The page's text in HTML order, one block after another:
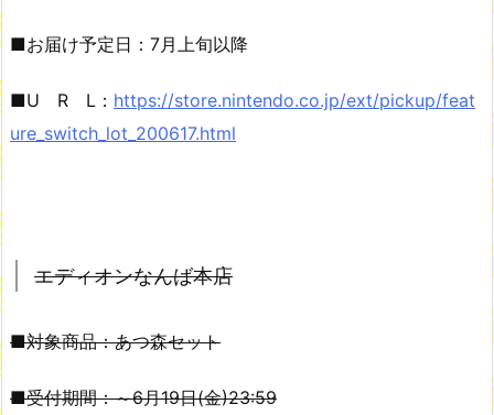
■お届け予定日：7月上旬以降
■U R L： https://store.nintendo.co.jp/ext/pickup/feat
ure_switch_lot_200617.html
エディオンなんば本店
■対象商品：あつ森セット
■受付期間：～6月19日(金)23:59